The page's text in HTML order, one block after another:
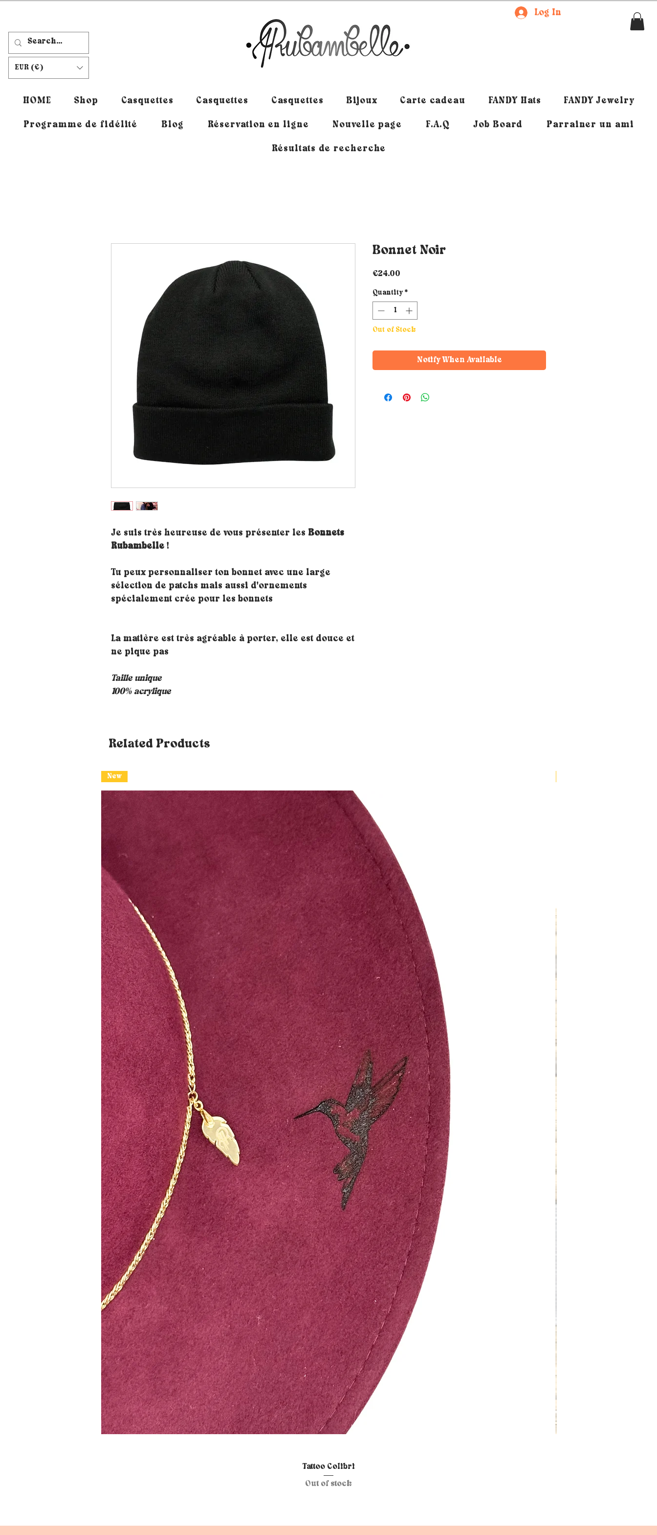
EUR (€)
Log In
HOME Shop Casquettes Casquettes Casquettes Bijoux Carte cadeau FANDY Hats FANDY Jewelry
Programme de fidélité Blog Réservation en ligne Nouvelle page F.A.Q Job Board Parrainer un ami
Résultats de recherche
Je suis très heureuse de vous présenter les Bonnets
Rubambelle !
Tu peux personnaliser ton bonnet avec une large
sélection de patchs mais aussi d'ornements
spécialement crée pour les bonnets
La matière est très agréable à porter, elle est douce et
ne pique pas
Taille unique
100% acrylique
Bonnet Noir
€24.00
Quantity *
Out of Stock
Notify When Available
Related Products
Quick View
New
Tattoo Colibri
Out of stock